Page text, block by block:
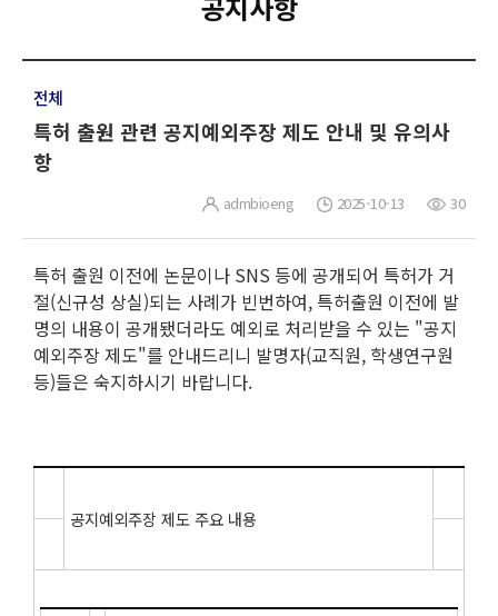
전체
특허 출원 관련 공지예외주장 제도 안내 및 유의사
항
admbioeng 2025-10-13 30
특허 출원 이전에 논문이나 SNS 등에 공개되어 특허가 거
절(신규성 상실)되는 사례가 빈번하여, 특허출원 이전에 발
명의 내용이 공개됐더라도 예외로 처리받을 수 있는 "공지
예외주장 제도"를 안내드리니 발명자(교직원, 학생연구원
등)들은 숙지하시기 바랍니다.
공지예외주장 제도 주요 내용